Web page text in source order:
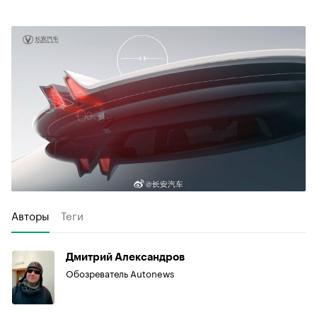
Авторы Теги
Дмитрий Александров
Обозреватель Autonews